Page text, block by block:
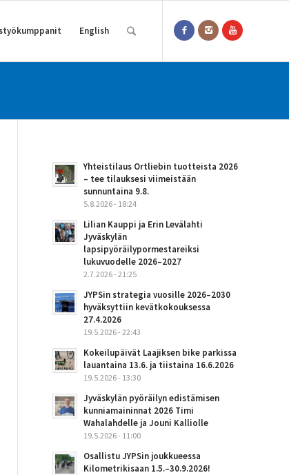
English
Yhteistilaus Ortliebin tuotteista 2026
– tee tilauksesi viimeistään
sunnuntaina 9.8.
5.8.2026 - 18:24
Lilian Kauppi ja Erin Levälahti
Jyväskylän
lapsipyöräilypormestareiksi
lukuvuodelle 2026–2027
2.7.2026 - 21:25
JYPSin strategia vuosille 2026–2030
hyväksyttiin kevätkokouksessa
27.4.2026
19.5.2026 - 22:43
Kokeilupäivät Laajiksen bike parkissa
lauantaina 13.6. ja tiistaina 16.6.2026
19.5.2026 - 13:30
Jyväskylän pyöräilyn edistämisen
kunniamaininnat 2026 Timi
Wahalahdelle ja Jouni Kalliolle
19.5.2026 - 11:00
Osallistu JYPSin joukkueessa
Kilometrikisaan 1.5.–30.9.2026!